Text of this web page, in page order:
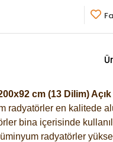
cm (13 Dilim)
radyatörler en kalitede
bina içerisinde
radyatörler